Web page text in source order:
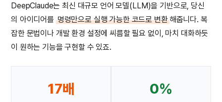
DeepClaude는 최신 대규모 언어 모델(LLM)을 기반으로, 당신
의 아이디어를 명령만으로 실행 가능한 코드로 변환해줍니다. 복
잡한 문법이나 개발 환경 설정에 씨름할 필요 없이, 마치 대화하듯
이 원하는 기능을 구현할 수 있죠.
17배 0%